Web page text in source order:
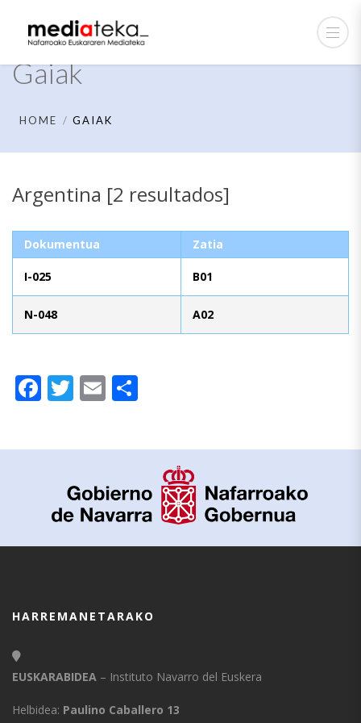
Gaiak
HOME GAIAK
Argentina [2 resultados]
Dokumentua Zatia
I-025 B01
N-048 A02
Facebook
Twitter
Email
HARREMANETARAKO
EUSKARABIDEA – Instituto Navarro del Euskera
Helbidea: Paulino Caballero 13